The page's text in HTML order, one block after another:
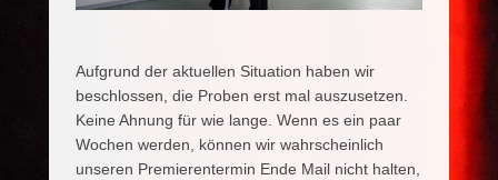
Aufgrund der aktuellen Situation haben wir
beschlossen, die Proben erst mal auszusetzen.
Keine Ahnung für wie lange. Wenn es ein paar
Wochen werden, können wir wahrscheinlich
unseren Premierentermin Ende Mail nicht halten,